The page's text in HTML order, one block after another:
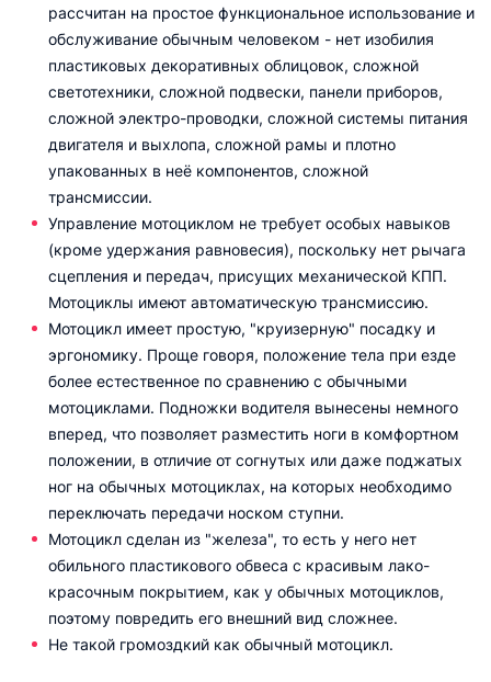
рассчитан на простое функциональное использование и
обслуживание обычным человеком - нет изобилия
пластиковых декоративных облицовок, сложной
светотехники, сложной подвески, панели приборов,
сложной электро-проводки, сложной системы питания
двигателя и выхлопа, сложной рамы и плотно
упакованных в неё компонентов, сложной
трансмиссии.
Управление мотоциклом не требует особых навыков
(кроме удержания равновесия), поскольку нет рычага
сцепления и передач, присущих механической КПП.
Мотоциклы имеют автоматическую трансмиссию.
Мотоцикл имеет простую, "круизерную" посадку и
эргономику. Проще говоря, положение тела при езде
более естественное по сравнению с обычными
мотоциклами. Подножки водителя вынесены немного
вперед, что позволяет разместить ноги в комфортном
положении, в отличие от согнутых или даже поджатых
ног на обычных мотоциклах, на которых необходимо
переключать передачи носком ступни.
Мотоцикл сделан из "железа", то есть у него нет
обильного пластикового обвеса с красивым лако-
красочным покрытием, как у обычных мотоциклов,
поэтому повредить его внешний вид сложнее.
Не такой громоздкий как обычный мотоцикл.